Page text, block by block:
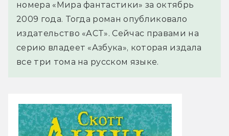
номера «Мира фантастики» за октябрь
2009 года. Тогда роман опубликовало
издательство «АСТ». Сейчас правами на
серию владеет «Азбука», которая издала
все три тома на русском языке.